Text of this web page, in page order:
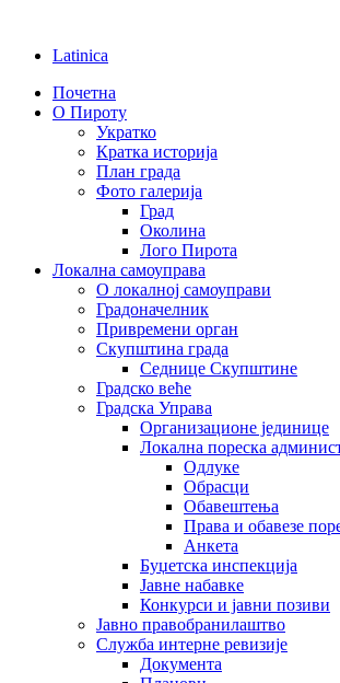
Latinica
Почетна
О Пироту
Укратко
Кратка историја
План града
Фото галерија
Град
Околина
Лого Пирота
Локална самоуправа
О локалној самоуправи
Градоначелник
Привремени орган
Скупштина града
Седнице Скупштине
Градско веће
Градска Управа
Организационе јединице
Локална пореска
Одлуке
Обрасци
Обавештења
Права и обавезе
Анкета
Буџетска инспекција
Јавне набавке
Конкурси и јавни позиви
Јавно правобранилаштво
Служба интерне ревизије
Документа